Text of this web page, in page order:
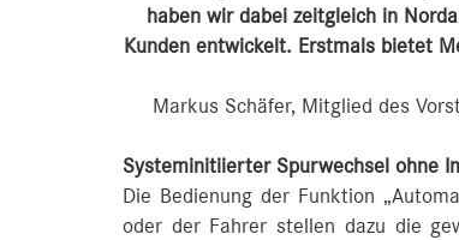
haben wir dabei zeitgleich in
Kunden entwickelt. Erstmals bietet
Markus Schäfer, Mitglied des
Systeminitiierter Spurwechsel ohne
Die Bedienung der Funktion
oder der Fahrer stellen dazu die